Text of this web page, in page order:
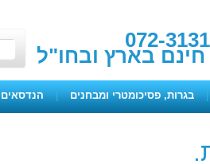
072-
חינם בארץ ובחו"ל
| בגרות, פסיכומטרי ומבחנים | הנדסאים